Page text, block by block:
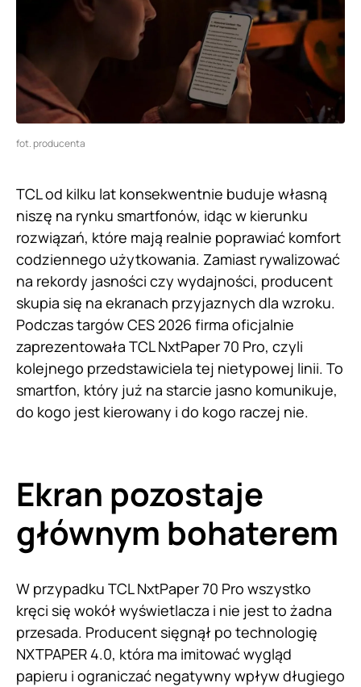
fot. producenta
TCL od kilku lat konsekwentnie buduje własną
niszę na rynku smartfonów, idąc w kierunku
rozwiązań, które mają realnie poprawiać komfort
codziennego użytkowania. Zamiast rywalizować
na rekordy jasności czy wydajności, producent
skupia się na ekranach przyjaznych dla wzroku.
Podczas targów CES 2026 firma oficjalnie
zaprezentowała TCL NxtPaper 70 Pro, czyli
kolejnego przedstawiciela tej nietypowej linii. To
smartfon, który już na starcie jasno komunikuje,
do kogo jest kierowany i do kogo raczej nie.
Ekran pozostaje
głównym bohaterem
W przypadku TCL NxtPaper 70 Pro wszystko
kręci się wokół wyświetlacza i nie jest to żadna
przesada. Producent sięgnął po technologię
NXTPAPER 4.0, która ma imitować wygląd
papieru i ograniczać negatywny wpływ długiego